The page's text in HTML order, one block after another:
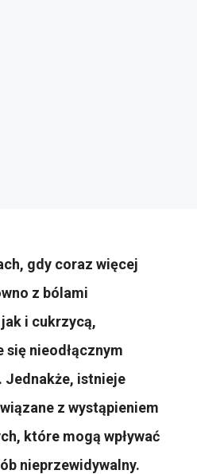
gdy coraz więcej
z bólami
i cukrzycą,
nieodłącznym
Jednakże, istnieje
z wystąpieniem
które mogą wpływać
nieprzewidywalny.